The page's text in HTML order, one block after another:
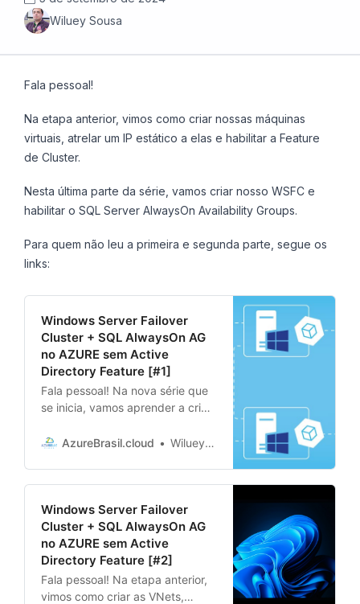
Wiluey Sousa
Fala pessoal!
Na etapa anterior, vimos como criar nossas máquinas
virtuais, atrelar um IP estático a elas e habilitar a Feature
de Cluster.
Nesta última parte da série, vamos criar nosso WSFC e
habilitar o SQL Server AlwaysOn Availability Groups.
Para quem não leu a primeira e segunda parte, segue os
links:
Windows Server Failover
Cluster + SQL AlwaysOn AG
no AZURE sem Active
Directory Feature [#1]
Fala pessoal! Na nova série que
se inicia, vamos aprender a criar
Cluster sem o uso do Active
dessas máquinas usando a
feature do WSFC recém criada.
A principio, o processo é
AzureBrasil.cloud Wiluey Sousa
Windows Server Failover
Cluster + SQL AlwaysOn AG
no AZURE sem Active
Directory Feature [#2]
Fala pessoal! Na etapa anterior,
vimos como criar as VNets,